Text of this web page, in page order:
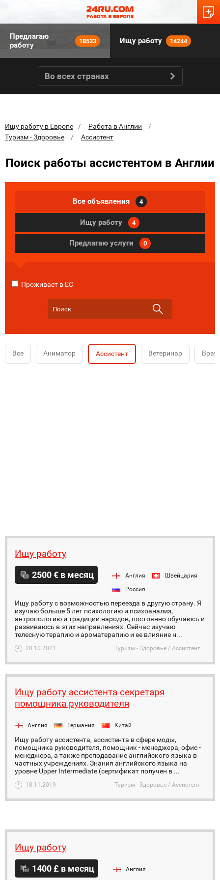
Предлагаю
работу
18523 Ищу работу 14244
Во всех странах
Ищу работу в Европе
Работа в Англии
Туризм - Здоровье
Ассистент
Поиск работы ассистентом в Англии
Все объявления 4
Ищу работу 4
Предлагаю услуги 0
Проживает в ЕС
Все Аниматор Ассистент Ветеринар Врач
Ищу работу
2500 € в месяц Англия
Швейцария
Россия
Ищу работу с возможностью переезда в другую страну. Я
изучаю больше 5 лет психологию и психоанализ,
антропологию и традиции народов, постоянно обучаюсь и
развиваюсь в этих направлениях. Сейчас изучаю
телесную терапию и ароматерапию и ее влияние н...
20.10.2021 Туризм - Здоровье / Ассистент
Ищу работу ассистента секретаря
помощника руководителя
Англия Германия Китай
Ищу работу ассистента, ассистента в сфере моды,
помощника руководителя, помощник - менеджера, офис -
менеджера, а также преподавание английского языка в
частных учреждениях. Знания английского языка на
уровне Upper Intermediate (сертификат получен в ...
18.11.2019 Туризм - Здоровье / Ассистент
Ищу работу
1400 £ в месяц Англия